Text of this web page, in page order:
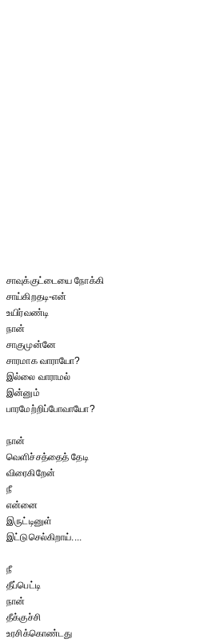
சாவுக்குட்டையை நோக்கி
சாய்கிறதடி-என்
உயிர்வண்டி
நான்
சாகுமுன்னே
சாரமாக வாராயோ?
இல்லை வாராமல்
இன்னும்
பாரமேற்றிப்போவாயோ?
நான்
வெளிச்சத்தைத் தேடி
விரைகிறேன்
நீ
என்னை
இருட்டினுள்
இட்டுசெல்கிறாய்....
நீ
தீப்பெட்டி
நான்
தீக்குச்சி
உரசிக்கொண்டது